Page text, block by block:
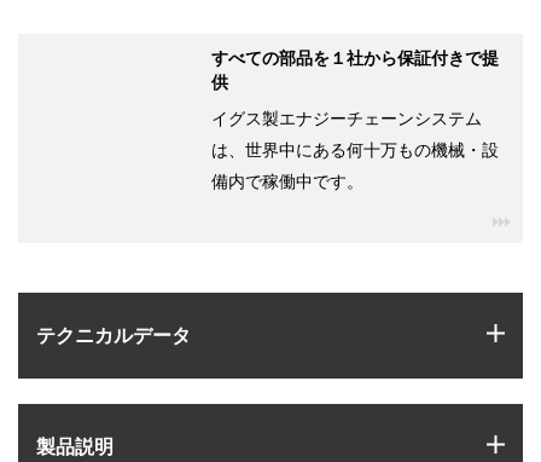
テクニカルデータ
製品説明
すべての部品を１社から保証付きで提
供
イグス製エナジーチェーンシステム
は、世界中にある何十万もの機械・設
備内で稼働中です。